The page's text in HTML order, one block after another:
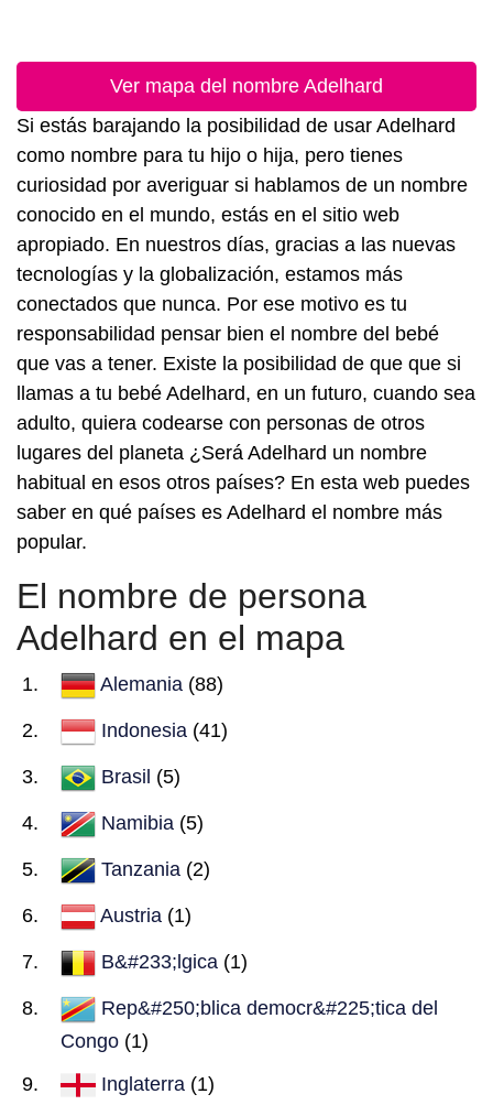
Ver mapa del nombre Adelhard
Si estás barajando la posibilidad de usar Adelhard
como nombre para tu hijo o hija, pero tienes
curiosidad por averiguar si hablamos de un nombre
conocido en el mundo, estás en el sitio web
apropiado. En nuestros días, gracias a las nuevas
tecnologías y la globalización, estamos más
conectados que nunca. Por ese motivo es tu
responsabilidad pensar bien el nombre del bebé
que vas a tener. Existe la posibilidad de que que si
llamas a tu bebé Adelhard, en un futuro, cuando sea
adulto, quiera codearse con personas de otros
lugares del planeta ¿Será Adelhard un nombre
habitual en esos otros países? En esta web puedes
saber en qué países es Adelhard el nombre más
popular.
El nombre de persona
Adelhard en el mapa
Alemania (88)
Indonesia (41)
Brasil (5)
Namibia (5)
Tanzania (2)
Austria (1)
B&#233;lgica (1)
Rep&#250;blica democr&#225;tica del
Congo (1)
Inglaterra (1)